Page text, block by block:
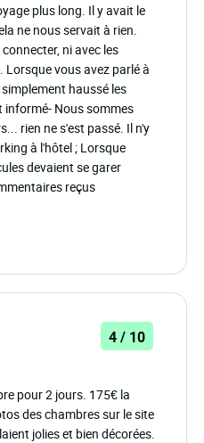
plus long. Il y avait le
ne nous servait à rien.
ni avec les
vous avez parlé à
haussé les
informé- Nous sommes
rien ne s'est passé. Il n'y
à l'hôtel ; Lorsque
devaient se garer
reçus
4 / 10
pour 2 jours. 175€ la
des chambres sur le site
jolies et bien décorées.